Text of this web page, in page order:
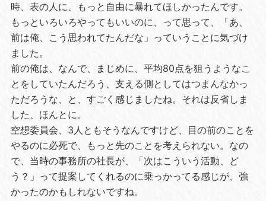
時、表の人に、もっと自由に暴れてほしかったんです。
もっといろいろやってもいいのに、って思って、「あ、
前は俺、こう思われてたんだな」っていうことに気づけ
ました。
前の俺は、なんで、まじめに、平均80点を狙うようなこ
とをしていたんだろう、支える側としてはつまんなかっ
ただろうな、と、すごく感じましたね。それは反省しま
した、ほんとに。
空想委員会、3人ともそうなんですけど、目の前のことを
やるのに必死で、もっと先のことを考えられない。なの
で、当時の事務所の社長が、「次はこういう活動、ど
う？」って提案してくれるのに乗っかってる感じが、強
かったのかもしれないですね。